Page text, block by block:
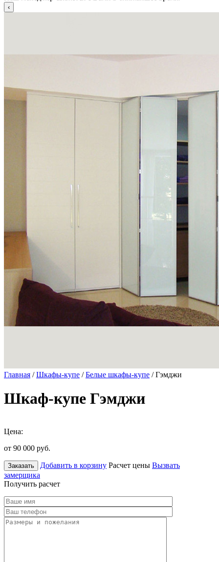
Главная /Шкафы-купе /Белые шкафы-купе / Гэмджи
Шкаф-купе Гэмджи
Цена:
от 90 000 руб.
Заказать Добавить в корзину Расчет цены Вызвать
замерщика
Получить расчет